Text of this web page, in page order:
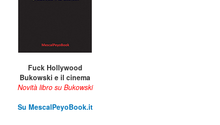
Fuck Hollywood
Bukowski e il cinema
Novità libro su Bukowski
Su MescalPeyoBook.it